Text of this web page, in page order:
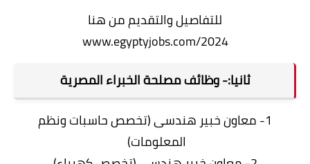
للتفاصيل والتقديم من هنا
www.egyptyjobs.com/2024
ثانيا:- وظائف مصلحة الخبراء المصرية
1- معاون خبير هندسى (تخصص حاسبات ونظم
المعلومات)